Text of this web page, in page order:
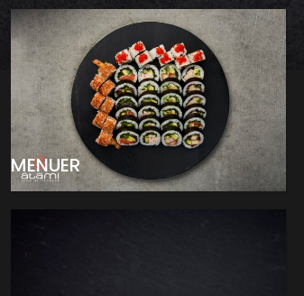
MENUER